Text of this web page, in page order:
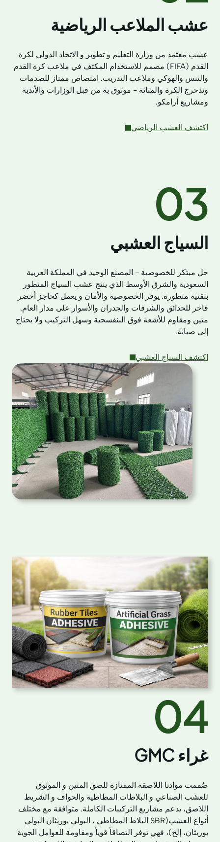
عشب الملاعب الرياضية
عشب معتمد من وزارة التعليم و تطوير و الاتحاد الدولي لكرة
القدم (FIFA) مصمم للاستخدام المكثف في ملاعب كرة القدم
والتنس والهوكي وملاعب التدريب. امتصاص ممتاز للصدمات
وتدحرج الكرة والمتانة - موثوق به من قبل الوزارات والأندية
ومشاريع أرامكو.
اكتشف العشب الرياضي
03
السياج العشبي
حل مبتكر للخصوصية - المصنع الوحيد في المملكة العربية
السعودية والشرق الأوسط الذي ينتج عشب السياج المتطور
بتقنية متطورة. يوفر الخصوصية والأمان و يعمل كحاجز أخضر
فاخر للحدائق والشرفات والجدران والأسوار على مدار العام.
متين ومقاوم للأشعة فوق البنفسجية وسهل التركيب ولا يحتاج
إلى صيانة.
اكتشف السياج العشبي
04
غراء GMC
صُممت موادنا اللاصقة الممتازة للصق المتين و الموثوق
للعشب الصناعي و البلاطات المطاطية والحواف و الشريط
اللاصق، يدعم مشاريع التركيبات الكاملة. متوافقة مع مختلف
أنواع العشب(SBR البلاط المطاطي ، البولي يوريثان البولي
يوريثان، إلخ)، فهي توفر التصاقاً قوياً ومقاومة للعوامل الجوية